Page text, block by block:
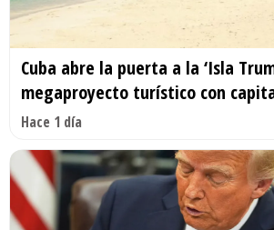
Cuba abre la puerta a la ‘Isla
megaproyecto turístico con
Hace 1 día